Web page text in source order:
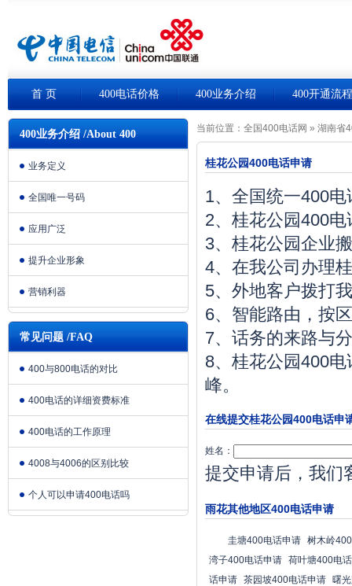
首 页 400电话价格 400业务介绍 400开通流程
400业务介绍 /About 400
业务定义
全国唯一号码
应用广泛
提升企业形象
营销利器
常见问题 /FAQ
400与800电话的对比
400电话的详细资费标准
400电话的工作原理
4008与4006的区别比较
个人可以申请400电话吗
当前位置： 全国400电话网 » 湖南省
桂花公园400电话申请
1、全国统一400
2、桂花公园400
3、桂花公园企业
4、在我公司办理
5、外地客户拨打
6、智能路由，按
7、话务的来路与
8、桂花公园400
峰。
在线提交桂花公园400电话申
姓名：
提交申请后，我们
雨花其他地区400电话申请
圭塘400电话申请 树木岭
湾子400电话申请 荷叶塘400电
话申请 茶园坡400电话申请 曙